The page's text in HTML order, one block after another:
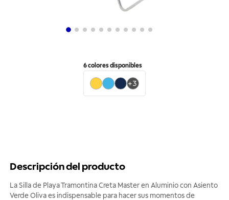
6colores disponibles
+3
Descripción del producto
La Silla de Playa Tramontina Creta Master en Aluminio con Asiento
Verde Oliva es indispensable para hacer sus momentos de